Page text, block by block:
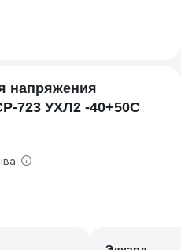
напряжения
723 УХЛ2 -40+50С